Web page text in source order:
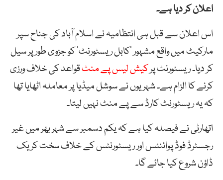
اعلان کر دیا ہے۔
اس اعلان سے قبل ہی انتظامیہ نے اسلام آباد کی جناح سپر
مارکیٹ میں واقع مشہور ‘کابل ریسٹورنٹ’ کو جزوی طور پر سیل
کر دیا۔ ریسٹورنٹ پرکیش لیس پے منٹقواعد کی خلاف ورزی
کرنے کا الزام ہے۔ شہریوں نے سوشل میڈیا پر معاملہ اٹھایا تھا
کہ یہ ریسٹورنٹ کارڈ سے پے منٹ نہیں لیتا۔
اتھارٹی نے فیصلہ کیا ہے کہ یکم دسمبر سے شہر بھر میں غیر
رجسٹرڈ فوڈ پوائنٹس اور ریسٹورنٹس کے خلاف سخت کریک
ڈاؤن شروع کیا جائے گا۔